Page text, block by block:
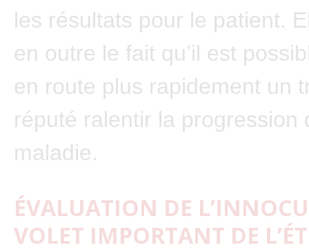
les résultats pour le patient.
en outre le fait qu’il est
en route plus rapidement un
réputé ralentir la progression
maladie.
ÉVALUATION DE
VOLET IMPORTANT DE